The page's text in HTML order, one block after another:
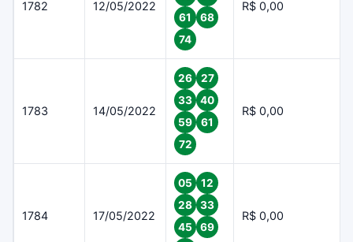
1782 12/05/2022
61
68
74
R$ 0,00
1783 14/05/2022
26
27
33
40
59
61
72
R$ 0,00
1784 17/05/2022
05
12
28
33
45
69
R$ 0,00